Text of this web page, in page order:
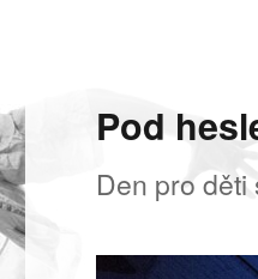
Pod
Den pro